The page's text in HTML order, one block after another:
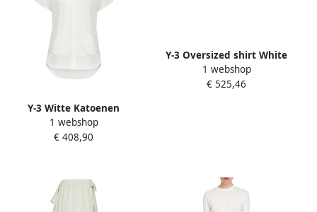
Y-3 Witte Katoenen
Overhemd met Kraag White
Dames
1 webshop
€ 408,90
Y-3 Oversized shirt White
Dames
1 webshop
€ 525,46